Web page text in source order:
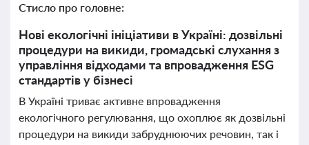
Стисло про головне:
Нові екологічні ініціативи в Україні: дозвільні
процедури на викиди, громадські слухання з
управління відходами та впровадження ESG
стандартів у бізнесі
В Україні триває активне впровадження
екологічного регулювання, що охоплює як дозвільні
процедури на викиди забруднюючих речовин, так і